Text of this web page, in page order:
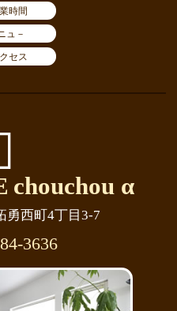
時間
ュ－
セス
chouchou α
勇西町4丁目3-7
3636